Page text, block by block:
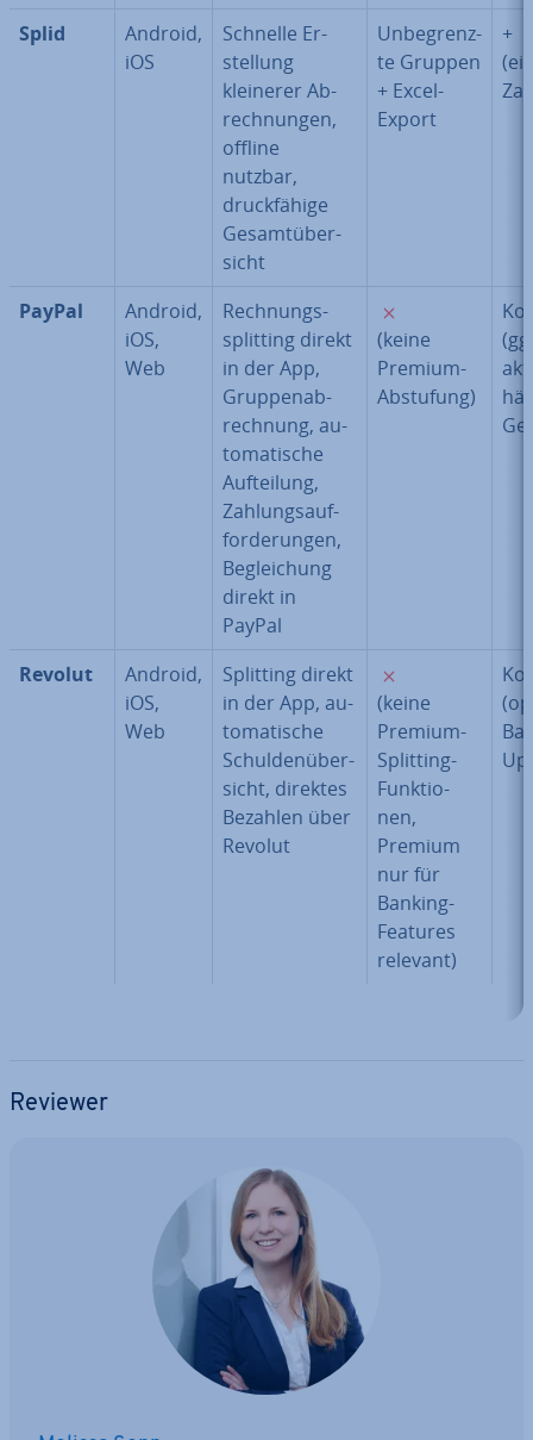
Splid
Android,
iOS
Schnelle Er­
stel­lung
kleinerer Ab­
rech­nun­gen,
offline
nutzbar,
druck­fä­hi­ge
Ge­samt­über­
sicht
Un­be­grenz­
te Gruppen
+ Excel-
Export
+
PayPal
Android,
iOS,
Web
Rech­nungs­
split­ting direkt
in der App,
Grup­pen­ab­
rech­nung, au­
to­ma­ti­sche
Auf­tei­lung,
Zah­lungs­auf­
for­de­run­gen,
Be­glei­chung
direkt in
PayPal
(keine
Premium-
Abstufung)
Revolut
Android,
iOS,
Web
Splitting direkt
in der App, au­
to­ma­ti­sche
Schul­den­über­
sicht, direktes
Bezahlen über
Revolut
(keine
Premium-
Splitting-
Funk­tio­
nen,
Premium
nur für
Banking-
Features
relevant)
Reviewer